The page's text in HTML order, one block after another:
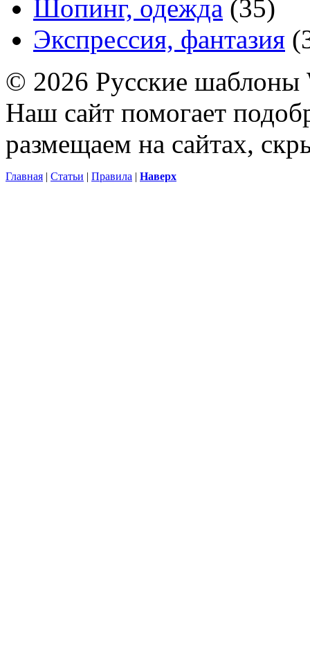
Шопинг, одежда (35)
Экспрессия, фантазия
© 2026 Русские шаблоны
Наш сайт помогает
размещаем на сайтах,
Главная | Статьи | Правила | Наверх